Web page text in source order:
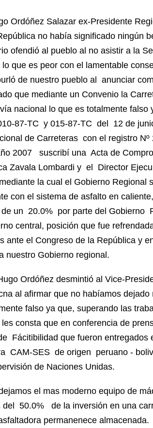
Ordóñez Salazar ex-Presidente
no había significado ningún
ofendió al pueblo al no asistir a la
que es peor con el lamentable
de nuestro pueblo al anunciar
que mediante un Convenio la
nacional lo que es totalmente falso
87-TC y 015-87-TC del 12 de
de Carreteras con el registro Nº
2007 suscribí una Acta de
Zavala Lombardi y el Director
la cual el Gobierno Regional
con el sistema de asfalto en
un 20.0% por parte del Gobierno
central, posición que fue
ante el Congreso de la República y
nuestro Gobierno regional.
Ordóñez desmintió al Vice-
al afirmar que no habíamos dejado
falso ya que, superando las
consta que en conferencia de
Fácitibilidad que fueron entregados
CAM-SES de origen peruano -
de Naciones Unidas.
el mas moderno equipo de
del 50.0% de la inversión en una
permanenece